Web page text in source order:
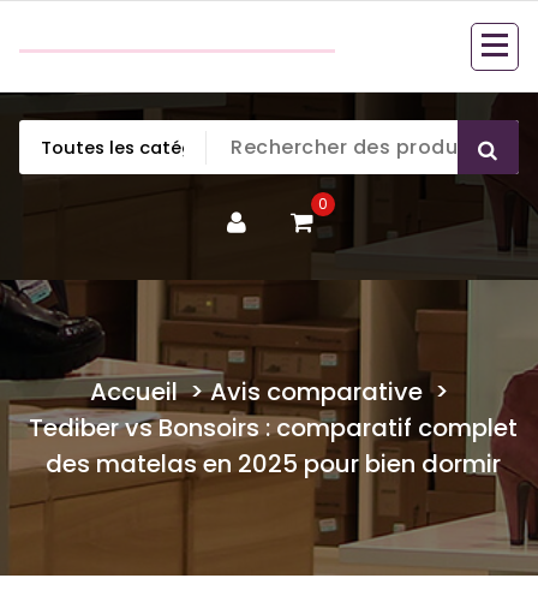
0
Accueil>Avis comparative >
Tediber vs Bonsoirs : comparatif complet
des matelas en 2025 pour bien dormir